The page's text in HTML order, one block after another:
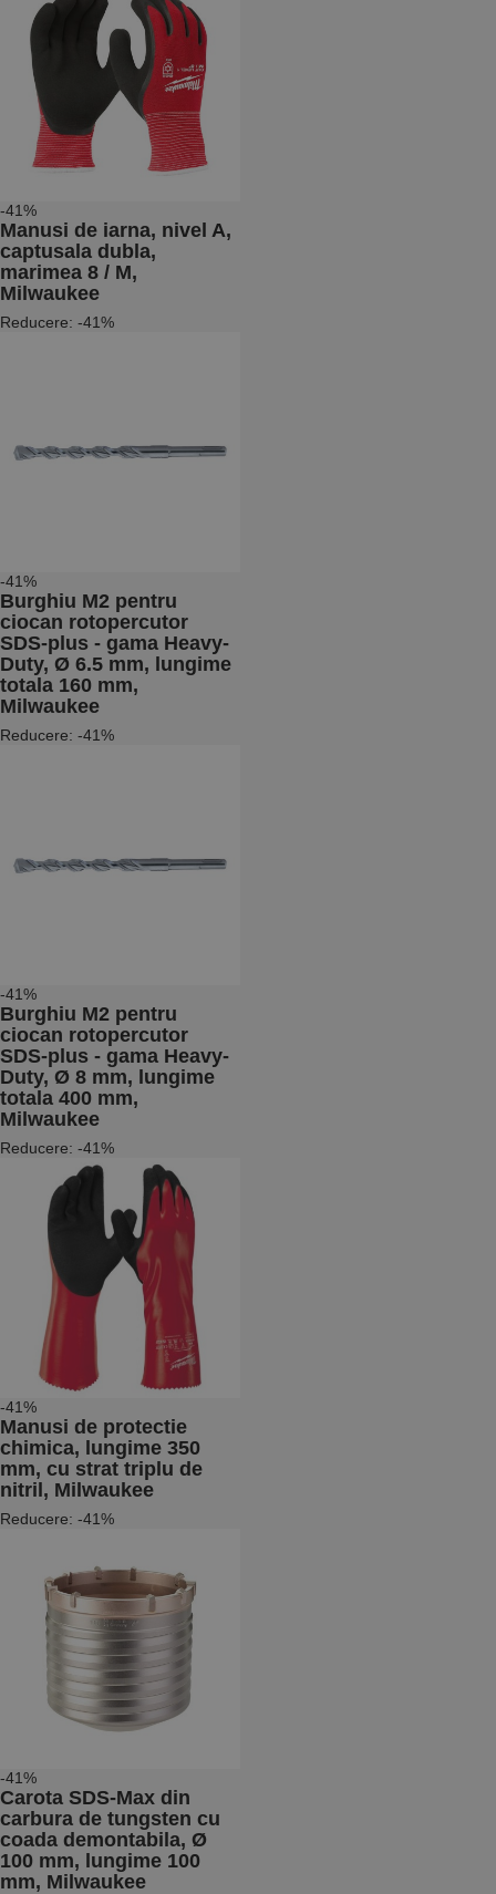
-41%
Manusi de iarna, nivel A,
captusala dubla,
marimea 8 / M,
Milwaukee
Reducere: -41%
-41%
Burghiu M2 pentru
ciocan rotopercutor
SDS-plus - gama Heavy-
Duty, Ø 6.5 mm, lungime
totala 160 mm,
Milwaukee
Reducere: -41%
-41%
Burghiu M2 pentru
ciocan rotopercutor
SDS-plus - gama Heavy-
Duty, Ø 8 mm, lungime
totala 400 mm,
Milwaukee
Reducere: -41%
-41%
Manusi de protectie
chimica, lungime 350
mm, cu strat triplu de
nitril, Milwaukee
Reducere: -41%
-41%
Carota SDS-Max din
carbura de tungsten cu
coada demontabila, Ø
100 mm, lungime 100
mm, Milwaukee